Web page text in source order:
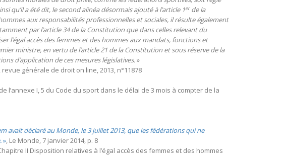
qu’il a été dit, le second alinéa désormais ajouté à l’article 1erde la
aux responsabilités professionnelles et sociales, il résulte également
par l’article 34 de la Constitution que dans celles relevant du
l’égal accès des femmes et des hommes aux mandats, fonctions et
ministre, en vertu de l’article 21 de la Constitution et sous réserve de la
d’application de ces mesures législatives.»
revue générale de droit on line, 2013, n°11878
l’annexe I, 5 du Code du sport dans le délai de 3 mois à compter de la
avait déclaré au Monde, le 3 juillet 2013, que les fédérations qui ne
», Le Monde, 7 janvier 2014, p. 8
II Disposition relatives à l’égal accès des femmes et des hommes